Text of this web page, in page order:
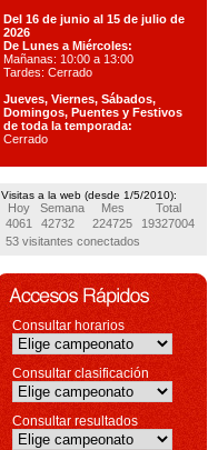
Del 16 de junio al 15 de julio de
2026
De Lunes a Miércoles:
Mañanas: 10:00 a 13:00
Tardes: Cerrado
Jueves, Viernes, Sábados,
Domingos, Puentes y Festivos
de toda la temporada:
Cerrado
Visitas a la web (desde 1/5/2010):
Hoy Semana Mes
Total
4061
42732 224725
19327004
53 visitantes conectados
Consultar horarios
Consultar clasificación
Consultar resultados